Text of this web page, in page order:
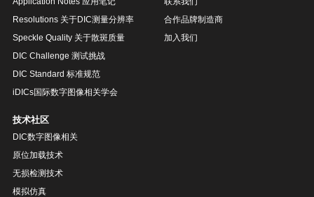
Resolutions 关于DIC测量分辨率
Speckle Quality 关于散斑质量
DIC Challenge 测试挑战
DIC Standard 标准规范
iDICs国际数字图像相关学会
合作品牌制造商
加入我们
技术社区
DIC数字图像相关
原位加载技术
无损检测技术
模拟仿真